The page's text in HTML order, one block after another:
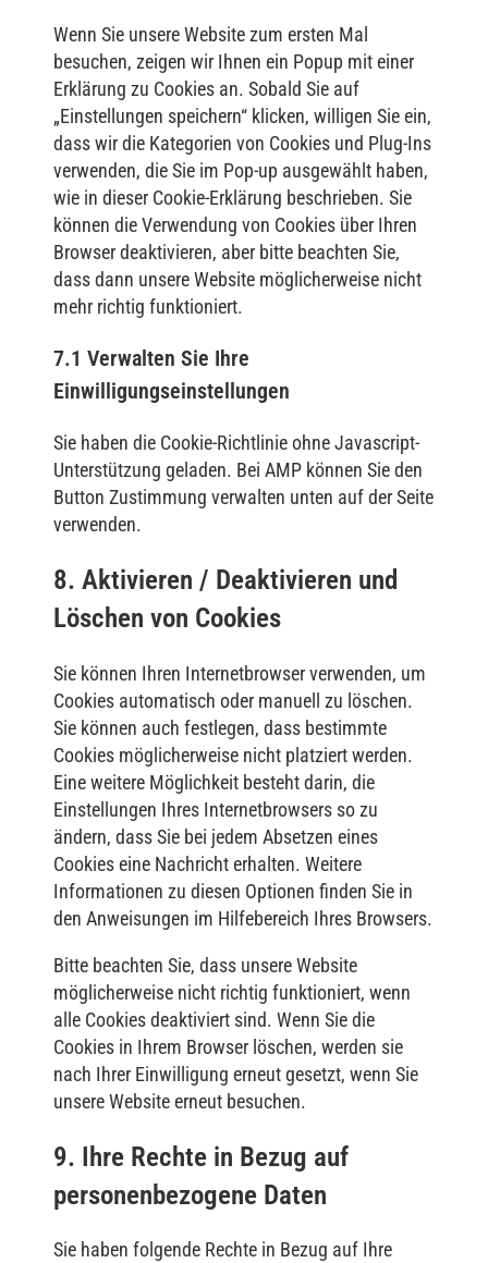
Wenn Sie unsere Website zum ersten Mal
besuchen, zeigen wir Ihnen ein Popup mit einer
Erklärung zu Cookies an. Sobald Sie auf
„Einstellungen speichern“ klicken, willigen Sie ein,
dass wir die Kategorien von Cookies und Plug-Ins
verwenden, die Sie im Pop-up ausgewählt haben,
wie in dieser Cookie-Erklärung beschrieben. Sie
können die Verwendung von Cookies über Ihren
Browser deaktivieren, aber bitte beachten Sie,
dass dann unsere Website möglicherweise nicht
mehr richtig funktioniert.
7.1 Verwalten Sie Ihre
Einwilligungseinstellungen
Sie haben die Cookie-Richtlinie ohne Javascript-
Unterstützung geladen. Bei AMP können Sie den
Button Zustimmung verwalten unten auf der Seite
verwenden.
8. Aktivieren / Deaktivieren und
Löschen von Cookies
Sie können Ihren Internetbrowser verwenden, um
Cookies automatisch oder manuell zu löschen.
Sie können auch festlegen, dass bestimmte
Cookies möglicherweise nicht platziert werden.
Eine weitere Möglichkeit besteht darin, die
Einstellungen Ihres Internetbrowsers so zu
ändern, dass Sie bei jedem Absetzen eines
Cookies eine Nachricht erhalten. Weitere
Informationen zu diesen Optionen finden Sie in
den Anweisungen im Hilfebereich Ihres Browsers.
Bitte beachten Sie, dass unsere Website
möglicherweise nicht richtig funktioniert, wenn
alle Cookies deaktiviert sind. Wenn Sie die
Cookies in Ihrem Browser löschen, werden sie
nach Ihrer Einwilligung erneut gesetzt, wenn Sie
unsere Website erneut besuchen.
9. Ihre Rechte in Bezug auf
personenbezogene Daten
Sie haben folgende Rechte in Bezug auf Ihre